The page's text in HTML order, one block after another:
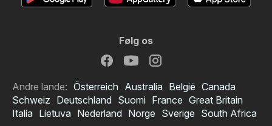
Følg os
Andre lande: Österreich Australia België Canada
Schweiz Deutschland Suomi France Great Britain
Italia Lietuva Nederland Norge Sverige South Africa